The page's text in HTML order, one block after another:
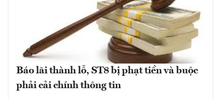
Báo lãi thành lỗ, ST8 bị phạt tiền và buộc
phải cải chính thông tin